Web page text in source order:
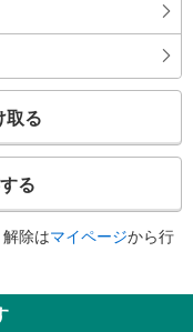
取る
る
除はマイページから行